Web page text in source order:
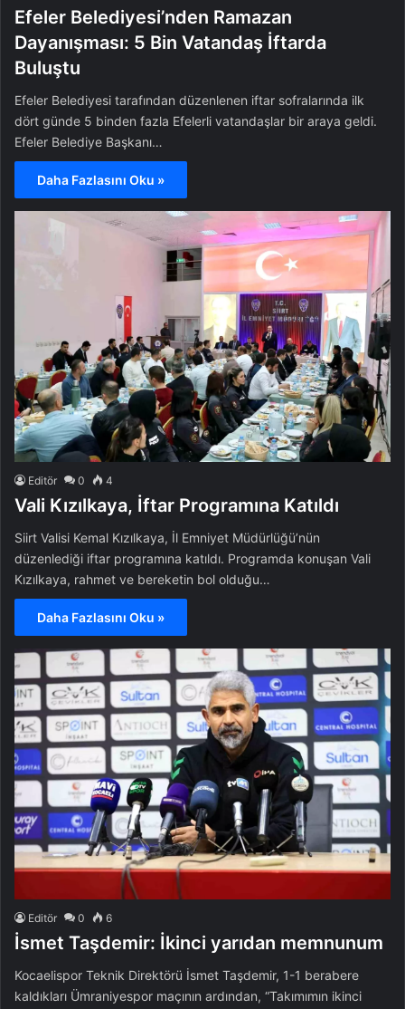
Efeler Belediyesi’nden Ramazan
Dayanışması: 5 Bin Vatandaş İftarda
Buluştu
Efeler Belediyesi tarafından düzenlenen iftar sofralarında ilk
dört günde 5 binden fazla Efelerli vatandaşlar bir araya geldi.
Efeler Belediye Başkanı…
Daha Fazlasını Oku »
Editör 0 4
Vali Kızılkaya, İftar Programına Katıldı
Siirt Valisi Kemal Kızılkaya, İl Emniyet Müdürlüğü’nün
düzenlediği iftar programına katıldı. Programda konuşan Vali
Kızılkaya, rahmet ve bereketin bol olduğu…
Daha Fazlasını Oku »
Editör 0 6
İsmet Taşdemir: İkinci yarıdan memnunum
Kocaelispor Teknik Direktörü İsmet Taşdemir, 1-1 berabere
kaldıkları Ümraniyespor maçının ardından, “Takımımın ikinci